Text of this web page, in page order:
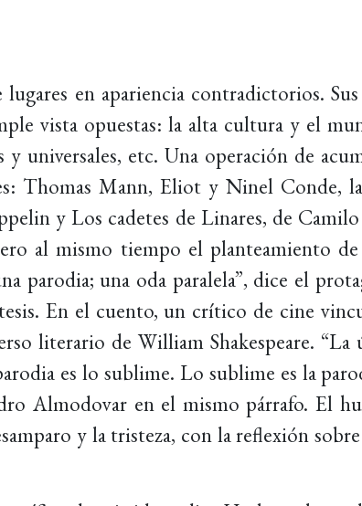
en apariencia contradictorios.
vista opuestas: la alta cultura y el
y universales, etc. Una operación de
Thomas Mann, Eliot y Ninel Conde,
y Los cadetes de Linares, de
al mismo tiempo el planteamiento
parodia; una oda paralela”, dice el
En el cuento, un crítico de cine
literario de William Shakespeare.
es lo sublime. Lo sublime es la
Almodovar en el mismo párrafo. El
y la tristeza, con la reflexión